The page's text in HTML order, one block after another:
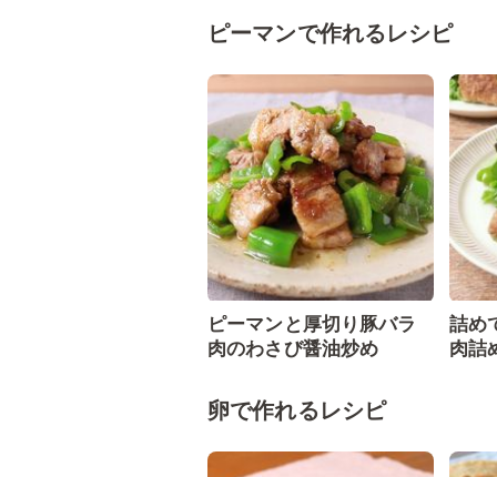
ピーマンで作れるレシピ
ピーマンと厚切り豚バラ
肉のわさび醤油炒め
詰め
肉詰
卵で作れるレシピ